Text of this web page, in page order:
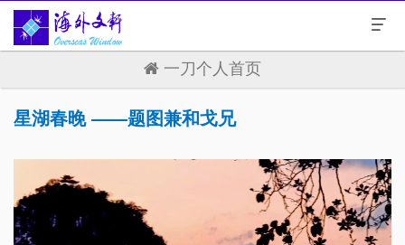
一刀个人首页
星湖春晚 ——题图兼和戈兄